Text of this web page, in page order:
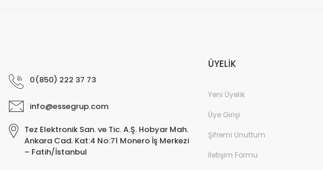
0(850) 222 37 73
info@essegrup.com
Tez Elektronik San. ve Tic. A.Ş. Hobyar Mah.
Ankara Cad. Kat:4 No:71 Monero İş Merkezi
– Fatih/İstanbul
ÜYELİK
Yeni Üyelik
Üye Girişi
Şifremi Unuttum
İletişim Formu